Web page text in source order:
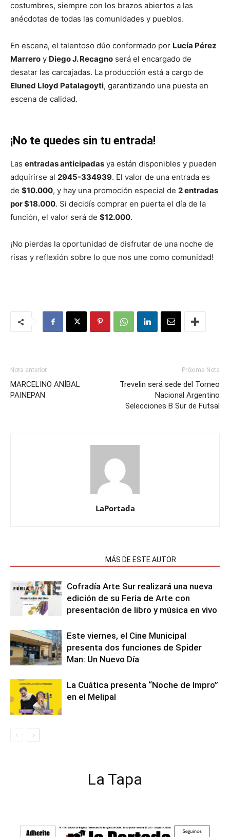
costumbres, siempre con los brazos abiertos a las
anécdotas de todas las comunidades y pueblos.
En escena, el talentoso dúo conformado por Lucía Pérez
Marrero y Diego J. Recagno será el encargado de
desatar las carcajadas. La producción está a cargo de
Eluned Lloyd Patalagoyti, garantizando una puesta en
escena de calidad.
¡No te quedes sin tu entrada!
Las entradas anticipadas ya están disponibles y pueden
adquirirse al 2945-334939. El valor de una entrada es
de $10.000, y hay una promoción especial de 2 entradas
por $18.000. Si decidís comprar en puerta el día de la
función, el valor será de $12.000.
¡No pierdas la oportunidad de disfrutar de una noche de
risas y reflexión sobre lo que nos une como comunidad!
Nota anterior
MARCELINO ANÍBAL
PAINEPAN
Próxima Nota
Trevelin será sede del Torneo
Nacional Argentino
Selecciones B Sur de Futsal
LaPortada
MÁS DE ESTE AUTOR
Cofradía Arte Sur realizará una nueva
edición de su Feria de Arte con
presentación de libro y música en vivo
Este viernes, el Cine Municipal
presenta dos funciones de Spider
Man: Un Nuevo Día
La Cuática presenta “Noche de Impro”
en el Melipal
La Tapa